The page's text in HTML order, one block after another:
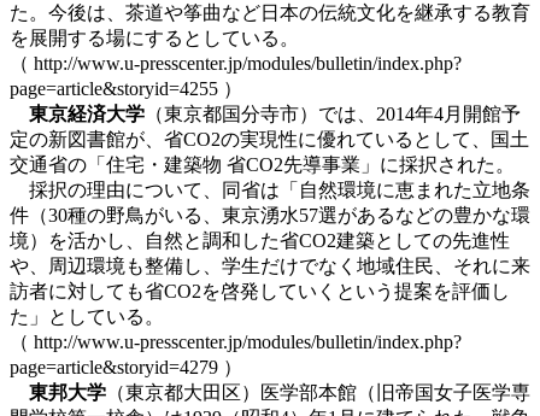
た。今後は、茶道や筝曲など日本の伝統文化を継承する教育
を展開する場にするとしている。
（ http://www.u-presscenter.jp/modules/bulletin/index.php?
page=article&storyid=4255 ）
東京経済大学 （東京都国分寺市）では、2014年4月開館予
定の新図書館が、省CO2の実現性に優れているとして、国土
交通省の「住宅・建築物 省CO2先導事業」に採択された。
採択の理由について、同省は「自然環境に恵まれた立地条
件（30種の野鳥がいる、東京湧水57選があるなどの豊かな環
境）を活かし、自然と調和した省CO2建築としての先進性
や、周辺環境も整備し、学生だけでなく地域住民、それに来
訪者に対しても省CO2を啓発していくという提案を評価し
た」としている。
（ http://www.u-presscenter.jp/modules/bulletin/index.php?
page=article&storyid=4279 ）
東邦大学 （東京都大田区）医学部本館（旧帝国女子医学専